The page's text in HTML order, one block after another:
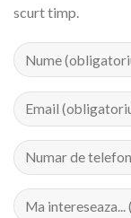
scurt timp.